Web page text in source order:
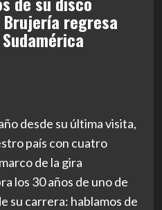
Brujería regresa
desde su última visita,
país con cuatro
de la gira
los 30 años de uno de
su carrera: hablamos de